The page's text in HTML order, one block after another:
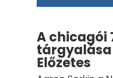
A chicagói
tárgyalása
Előzetes